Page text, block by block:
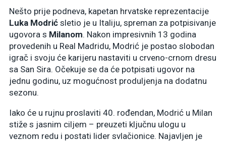
Nešto prije podneva, kapetan hrvatske reprezentacije
Luka Modrić sletio je u Italiju, spreman za potpisivanje
ugovora s Milanom. Nakon impresivnih 13 godina
provedenih u Real Madridu, Modrić je postao slobodan
igrač i svoju će karijeru nastaviti u crveno-crnom dresu
sa San Sira. Očekuje se da će potpisati ugovor na
jednu godinu, uz mogućnost produljenja na dodatnu
sezonu.
Iako će u rujnu proslaviti 40. rođendan, Modrić u Milan
stiže s jasnim ciljem – preuzeti ključnu ulogu u
veznom redu i postati lider svlačionice. Najavljen je